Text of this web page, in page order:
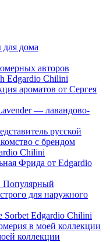
дома
авторов
Edgardio Chilini
ароматов от Сергея
— лавандово-
русской
с брендом
Chilini
Фрида от Edgardio
Популярный
для наружного
Sorbet Edgardio Chilini
в моей коллекции
коллекции